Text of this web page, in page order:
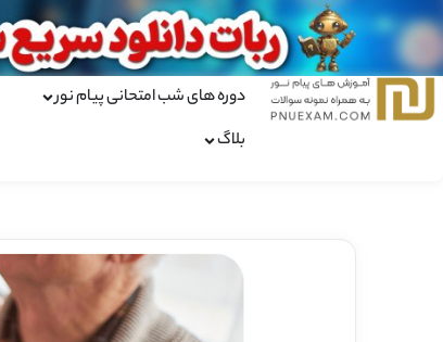
دوره های شب امتحانی پیام نور
بلاگ